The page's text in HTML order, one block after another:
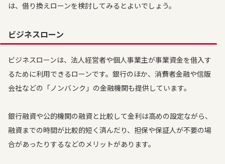
は、借り換えローンを検討してみるとよいでしょう。
ビジネスローン
ビジネスローンは、法人経営者や個人事業主が事業資金を借入す
るために利用できるローンです。銀行のほか、消費者金融や信販
会社などの「ノンバンク」の金融機関も提供しています。
銀行融資や公的機関の融資と比較して金利は高めの設定ながら、
融資までの時間が比較的短く済んだり、担保や保証人が不要の場
合があったりするなどのメリットがあります。